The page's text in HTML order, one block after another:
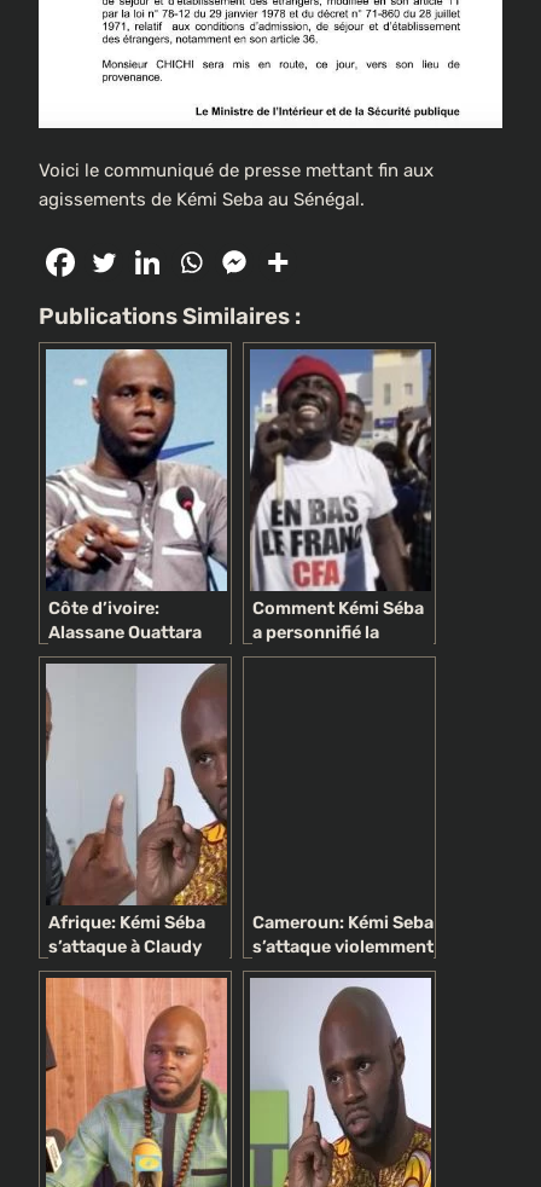
Voici le communiqué de presse mettant fin aux
agissements de Kémi Seba au Sénégal.
Publications Similaires :
Côte d’ivoire:
Alassane Ouattara
explique les raisons
Kemi Seba
Comment Kémi Séba
a personnifié la
contestation autour
Afrique: Kémi Séba
s’attaque à Claudy
Siar, l’animateur de rfi
répond
Cameroun: Kémi Seba
s’attaque violemment
au président Biya